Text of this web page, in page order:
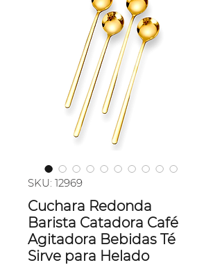
SKU: 12969
Cuchara Redonda
Barista Catadora Café
Agitadora Bebidas Té
Sirve para Helado